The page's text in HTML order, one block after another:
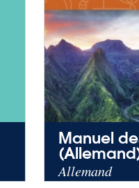
Manuel
Allemand